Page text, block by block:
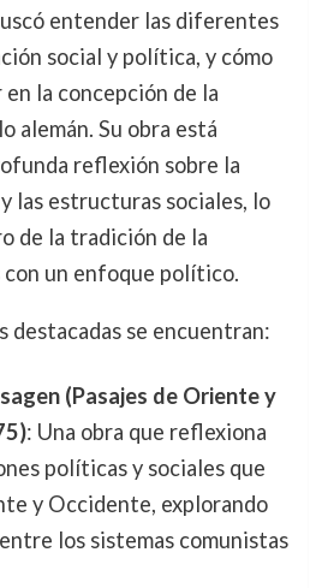
entender las diferentes
social y política, y cómo
la concepción de la
alemán. Su obra está
reflexión sobre la
las estructuras sociales, lo
de la tradición de la
un enfoque político.
destacadas se encuentran:
(Pasajes de Oriente y
: Una obra que reflexiona
políticas y sociales que
y Occidente, explorando
los sistemas comunistas